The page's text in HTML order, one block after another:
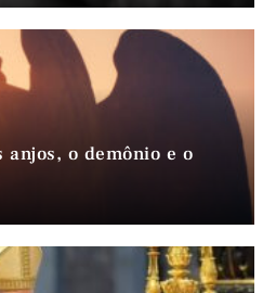
anjos, o demônio e o